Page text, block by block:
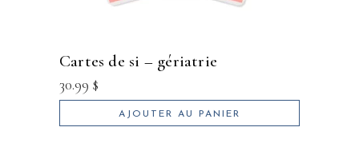
cartes de si – gériatrie
30.99 $
AJOUTER AU PANIER